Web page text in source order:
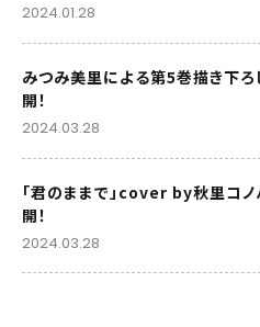
2024.01.28
みつみ美里による第5巻描き下ろ
開！
2024.03.28
「君のままで」cover by秋里コノ
開！
2024.03.28